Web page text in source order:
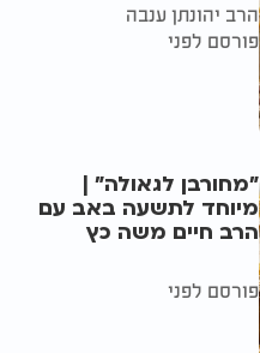
הרב יהונתן ענבה
פורסם לפני
"מחורבן לגאולה" |
מיוחד לתשעה באב עם
הרב חיים משה כץ
פורסם לפני